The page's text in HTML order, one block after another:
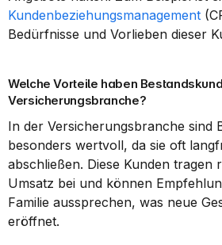
Kundenbeziehungsmanagement
Bedürfnisse und Vorlieben dieser
Welche Vorteile haben
Versicherungsbranche?
In der Versicherungsbranche sind
besonders wertvoll, da sie oft
abschließen. Diese Kunden tragen
Umsatz bei und können
Familie aussprechen, was neue
eröffnet.